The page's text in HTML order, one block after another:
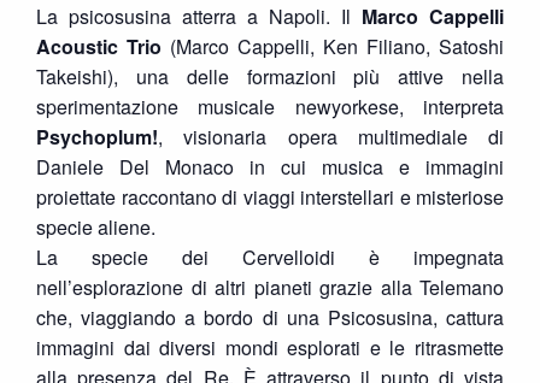
La psicosusina atterra a Napoli. Il Marco Cappelli
Acoustic Trio (Marco Cappelli, Ken Filiano, Satoshi
Takeishi), una delle formazioni più attive nella
sperimentazione musicale newyorkese, interpreta
Psychoplum!, visionaria opera multimediale di
Daniele Del Monaco in cui musica e immagini
proiettate raccontano di viaggi interstellari e misteriose
specie aliene.
La specie dei Cervelloidi è impegnata
nell’esplorazione di altri pianeti grazie alla Telemano
che, viaggiando a bordo di una Psicosusina, cattura
immagini dai diversi mondi esplorati e le ritrasmette
alla presenza del Re. È attraverso il punto di vista